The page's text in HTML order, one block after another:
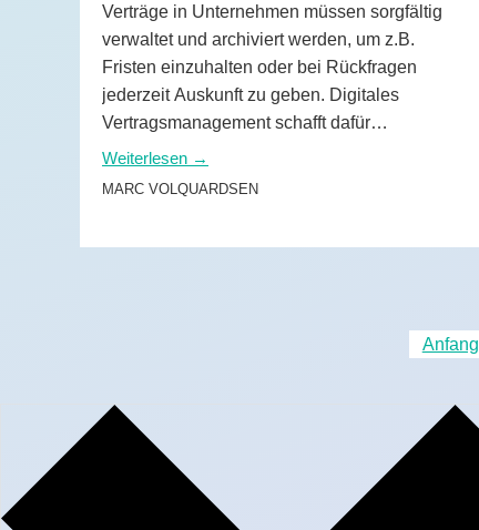
Verträge in Unternehmen müssen sorgfältig
verwaltet und archiviert werden, um z.B.
Fristen einzuhalten oder bei Rückfragen
jederzeit Auskunft zu geben. Digitales
Vertragsmanagement schafft dafür
Transparenz und bietet noch viele weitere
Weiterlesen →
MARC VOLQUARDSEN
Anfang